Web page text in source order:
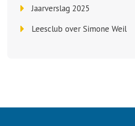
Jaarverslag 2025
Leesclub over Simone Weil